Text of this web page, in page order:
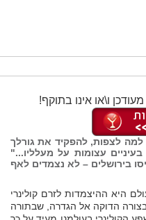
ו\או אינו בתוקף!
לצפות, להפקיד את גורלך
עצומות על מעלליו..."
בירושלים – לא נצמדים לאף
היא ההיצמדות לזרם קולינרי
הדוקה אל הגדרה, שבתורה